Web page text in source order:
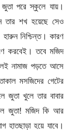
জুতা পরে স্কুলে যায়।
তার শখ হয়েছে সেও
নিশ্চিন্ত। কারণ
করবেই। তবে মজিদ
নামাজ পড়তে আসে
মসজিদের গেটের
খুলে তার বাবার
জুতা! মজিদ কি আর
হয়ে যাবে।